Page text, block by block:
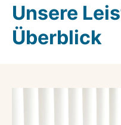
Unsere
Überblick